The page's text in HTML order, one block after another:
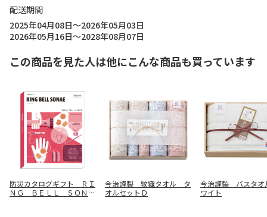
配送期間
2025年04月08日～2026年05月03日
2026年05月16日～2028年08月07日
この商品を見た人は他にこんな商品も買っています
防災カタログギフト ＲＩ
ＮＧ ＢＥＬＬ ＳＯＮＡ
今治謹製 紋織タオル タ
オルセットＤ
今治謹製 バスタ
ワイト